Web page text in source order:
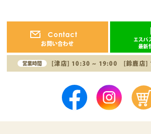
Contact
お問い合わせ
エスパ
最新
営業時間 [津店] 10:30 ~ 19:00 [鈴鹿店]